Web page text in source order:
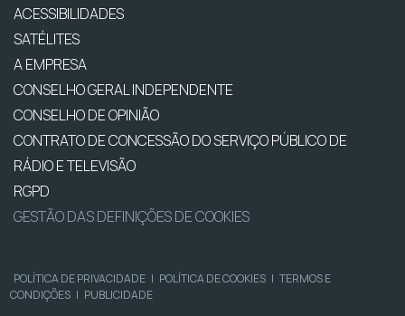
ACESSIBILIDADES
SATÉLITES
A EMPRESA
CONSELHO GERAL INDEPENDENTE
CONSELHO DE OPINIÃO
CONTRATO DE CONCESSÃO DO SERVIÇO PÚBLICO DE
RÁDIO E TELEVISÃO
RGPD
GESTÃO DAS DEFINIÇÕES DE COOKIES
POLÍTICA DE PRIVACIDADE | POLÍTICA DE COOKIES | TERMOS E
CONDIÇÕES | PUBLICIDADE